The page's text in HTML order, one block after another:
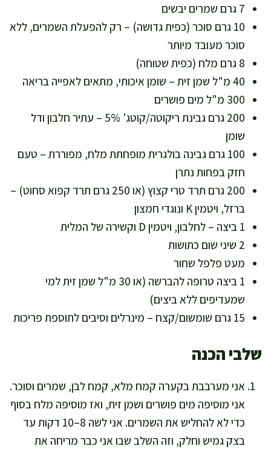
7 גרם שמרים יבשים
10 גרם סוכר (כפית גדושה) – רק להפעלת השמרים, ללא
סוכר מעובד מיותר
8 גרם מלח (כפית שטוחה)
40 מ"ל שמן זית – שומן איכותי, מתאים לאפייה בריאה
300 מ"ל מים פושרים
200 גרם גבינת ריקוטה/קוטג' 5% – עתיר חלבון ודל
שומן
100 גרם גבינה בולגרית מופחתת מלח, מפוררת – טעם
חזק בפחות נתרן
200 גרם תרד טרי קצוץ (או 250 גרם תרד קפוא סחוט) –
ברזל, ויטמין K ונוגדי חמצון
1 ביצה – לחלבון, ויטמין D וקשירה של המלית
2 שיני שום כתושות
מעט פלפל שחור
1 ביצה טרופה להברשה (או 30 מ"ל שמן זית למי
שמעדיפים ללא ביצים)
15 גרם שומשום/קצח – מינרלים וסיבים לתוספת פריכות
שלבי הכנה
אני מערבבת בקערה קמח מלא, קמח לבן, שמרים וסוכר.
אני מוסיפה מים פושרים ושמן זית, ואז מוסיפה מלח בסוף
כדי לא להחליש את השמרים. אני לשה 8–10 דקות עד
בצק גמיש וחלק, וזה השלב שבו אני כבר מריחה את